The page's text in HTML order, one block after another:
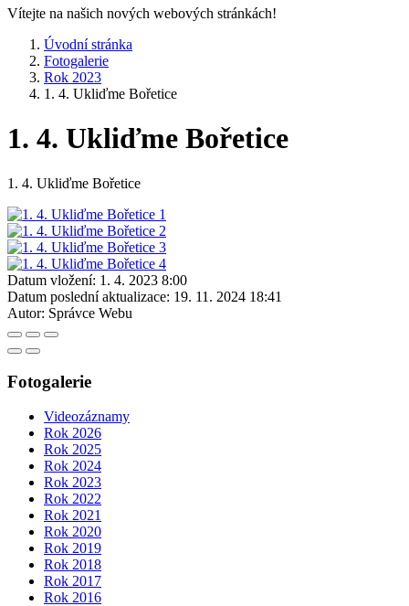
Vítejte na našich nových webových stránkách!
Úvodní stránka
Fotogalerie
Rok 2023
1. 4. Ukliďme Bořetice
1. 4. Ukliďme Bořetice
1. 4. Ukliďme Bořetice
Datum vložení: 1. 4. 2023 8:00
Datum poslední aktualizace: 19. 11. 2024 18:41
Autor: Správce Webu
Fotogalerie
Videozáznamy
Rok 2026
Rok 2025
Rok 2024
Rok 2023
Rok 2022
Rok 2021
Rok 2020
Rok 2019
Rok 2018
Rok 2017
Rok 2016